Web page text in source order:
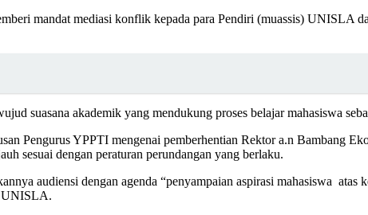
mandat mediasi konflik kepada para Pendiri (muassis) UNISLA
suasana akademik yang mendukung proses belajar mahasiswa
Pengurus YPPTI mengenai pemberhentian Rektor a.n Bambang
sesuai dengan peraturan perundangan yang berlaku.
audiensi dengan agenda “penyampaian aspirasi mahasiswa
UNISLA.